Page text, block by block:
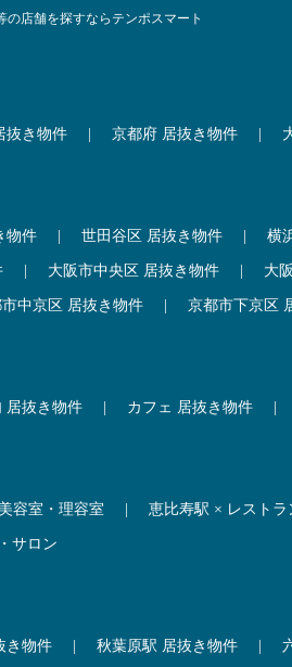
の店舗を探すならテンポスマート
抜き物件 京都府 居抜き物件
物件 世田谷区 居抜き物件 横
大阪市中央区 居抜き物件 大
中京区 居抜き物件 京都市下京区
居抜き物件 カフェ 居抜き物件
容室・理容室 恵比寿駅 × レストラ
サロン
き物件 秋葉原駅 居抜き物件